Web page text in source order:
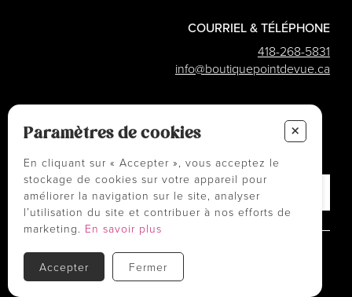
COURRIEL & TÉLÉPHONE
418-268-5831
info@boutiquepointdevue.ca
INFOLETTRE
Des conseils ? Les tendances ?
TOUS DROITS RÉSERVÉS © COPYRIGHT 2026
Paramètres de cookies +
En cliquant sur « Accepter », vous acceptez le
stockage de cookies sur votre appareil pour
améliorer la navigation sur le site, analyser
l’utilisation du site et contribuer à nos efforts de
marketing. En savoir plus
Accepter Fermer